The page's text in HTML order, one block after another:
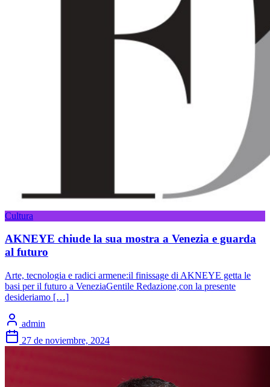
Cultura
AKNEYE chiude la sua mostra a Venezia e guarda
al futuro
Arte, tecnologia e radici armene:il finissage di AKNEYE getta le
basi per il futuro a VeneziaGentile Redazione,con la presente
desideriamo […]
admin
27 de noviembre, 2024